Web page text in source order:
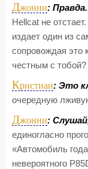
Джонни:
Hellcat не
издает один из
сопровождая это
честным с тобой?
Кристиан: Это
очередную
Джонни:
единогласно
«Автомобиль
невероятного